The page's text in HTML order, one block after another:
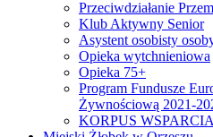
Przeciwdziałanie
Klub Aktywny Senior
Asystent osobisty
Opieka wytchnieniowa
Opieka 75+
Program Fundusze
Żywnościową 2021-
KORPUS